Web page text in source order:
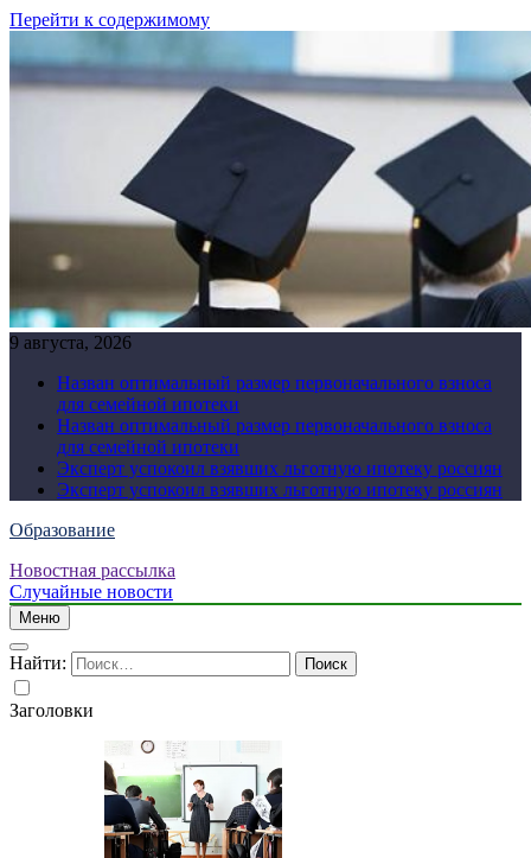
Перейти к содержимому
9 августа, 2026
Назван оптимальный размер первоначального взноса
для семейной ипотеки
Назван оптимальный размер первоначального взноса
для семейной ипотеки
Эксперт успокоил взявших льготную ипотеку россиян
Эксперт успокоил взявших льготную ипотеку россиян
Образование
Новостная рассылка
Случайные новости
Меню
Найти:
Заголовки